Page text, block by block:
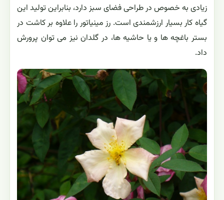
زیادی به خصوص در طراحی فضای سبز دارد، بنابراین تولید این
گیاه کار بسیار ارزشمندی است. رز مینیاتور را علاوه بر کاشت در
بستر باغچه ها و یا حاشیه ها، در گلدان نیز می توان پرورش
داد.